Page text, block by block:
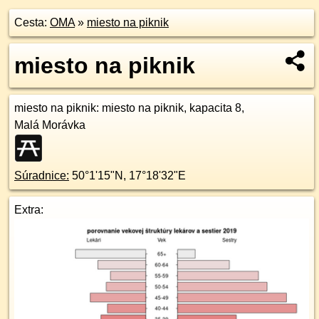
Cesta: OMA» miesto na piknik
miesto na piknik
miesto na piknik: miesto na piknik, kapacita 8,
Malá Morávka
Súradnice: 50°1'15"N , 17°18'32"E
Extra: